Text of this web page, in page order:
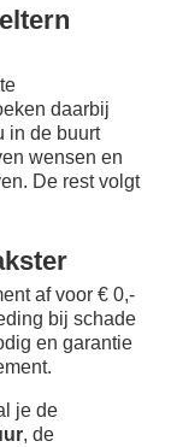
daarbij
in de buurt
wensen en
De rest volgt
af voor € 0,-
bij schade
en garantie
je de
, de